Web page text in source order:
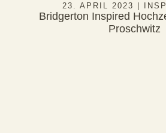
23. APRIL 2023 |
Bridgerton Inspired
Proschwitz